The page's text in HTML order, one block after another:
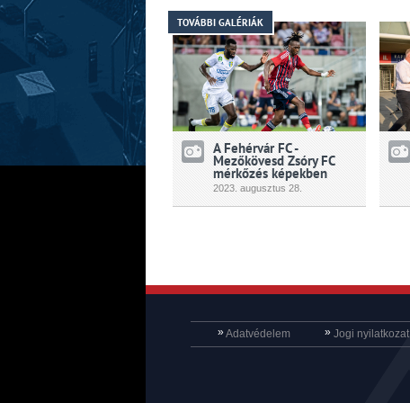
A Fehérvár FC -
Mezőkövesd Zsóry FC
mérkőzés képekben
2023. augusztus 28.
TOVÁBBI GALÉRIÁK
»Adatvédelem » Jogi nyilatkozat